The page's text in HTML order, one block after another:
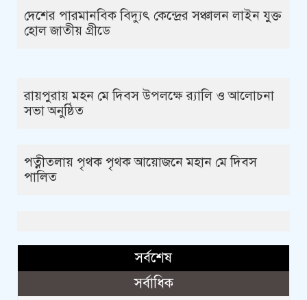
দেশের পারমানবিক বিদ্যুৎ কেন্দ্রের সঞ্চালন লাইন যুক্ত
হোল জাতীয় গ্রীডে
রায়পুরায় মহন মে দিবস উপলক্ষে র‍্যালি ও আলোচনা
সভা অনুষ্ঠিত
পত্নীতলায় পৃথক পৃথক আয়োজনে মহান মে দিবস
পালিত
সর্বশেষ
সর্বাধিক